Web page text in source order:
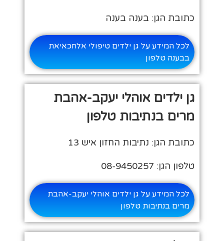
כתובת הגן: בענה בענה
לכל המידע על גן ילדים טיפולי אלחכאיאת
בבענה טלפון
גן ילדים אוהלי יעקב-אהבת
מרים בנתיבות טלפון
כתובת הגן: נתיבות החזון איש 13
טלפון הגן: 08-9450257
לכל המידע על גן ילדים אוהלי יעקב-אהבת
מרים בנתיבות טלפון